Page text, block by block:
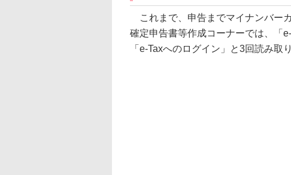
これまで、申告までマイナンバー
確定申告書等作成コーナーでは、「
「e-Taxへのログイン」と3回読み取